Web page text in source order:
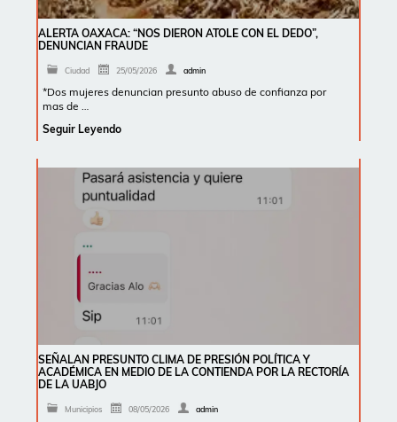
ALERTA OAXACA: “NOS DIERON ATOLE CON EL DEDO”,
DENUNCIAN FRAUDE
Ciudad 25/05/2026 admin
*Dos mujeres denuncian presunto abuso de confianza por
mas de …
Seguir Leyendo
SEÑALAN PRESUNTO CLIMA DE PRESIÓN POLÍTICA Y
ACADÉMICA EN MEDIO DE LA CONTIENDA POR LA RECTORÍA
DE LA UABJO
Municipios 08/05/2026 admin